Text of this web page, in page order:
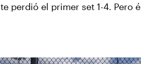
perdió el primer set 1-4. Pero él